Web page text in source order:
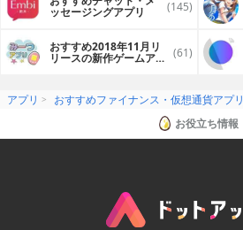
ッセージングアプリ (145)
おすすめ2018年11月リ
リースの新作ゲームアプ (61)
アプリ おすすめファイナンス・仮想通貨アプリ
お役立ち情報